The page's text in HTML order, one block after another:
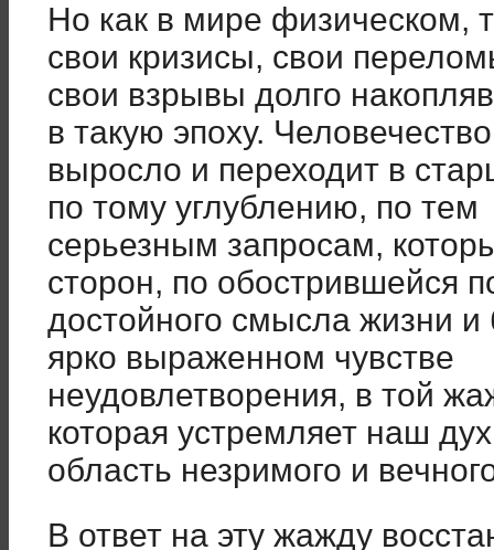
Но как в мире физическом,
свои кризисы, свои
свои взрывы долго
в такую эпоху. Человечество
выросло и переходит в
по тому углублению, по тем
серьезным запросам,
сторон, по обострившейся
достойного смысла жизни и
ярко выраженном чувстве
неудовлетворения, в той
которая устремляет наш
область незримого и
В ответ на эту жажду